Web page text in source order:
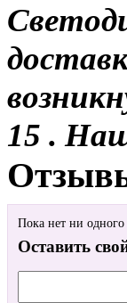
15 .
Пока нет ни одного
Оставить